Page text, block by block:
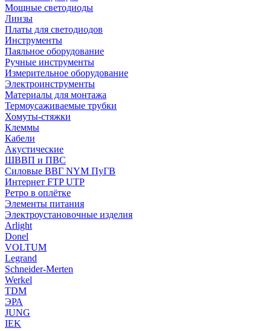
Мощные светодиоды
Линзы
Платы для светодиодов
Инструменты
Паяльное оборудование
Ручные инструменты
Измерительное оборудование
Электроинструменты
Материалы для монтажа
Термоусаживаемые трубки
Хомуты-стяжки
Клеммы
Кабели
Акустические
ШВВП и ПВС
Силовые ВВГ NYM ПуГВ
Интернет FTP UTP
Ретро в оплётке
Элементы питания
Электроустановочные изделия
Arlight
Donel
VOLTUM
Legrand
Schneider-Merten
Werkel
TDM
ЭРА
JUNG
IEK